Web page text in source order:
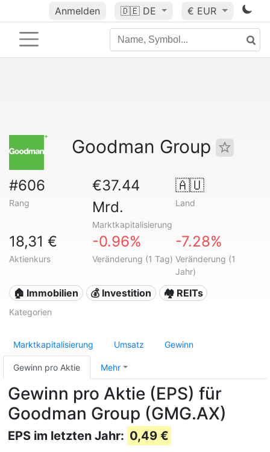
Anmelden 🇩🇪 DE € EUR
Goodman Group
#606
Rang
€37.44
Mrd.
Marktkapitalisierung
🇦🇺
Land
18,31 €
Aktienkurs
-0.96%
Veränderung (1 Tag)
-7.28%
Veränderung (1
Jahr)
🏠 Immobilien 💰 Investition 🏘️ REITs
Kategorien
Marktkapitalisierung Umsatz Gewinn
Gewinn pro Aktie Mehr
Gewinn pro Aktie (EPS) für
Goodman Group (GMG.AX)
EPS im letzten Jahr: 0,49 €